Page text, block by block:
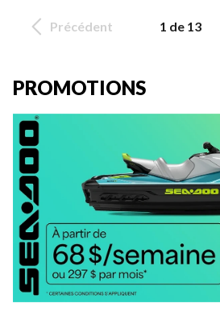
Précédent 1 de 13
PROMOTIONS